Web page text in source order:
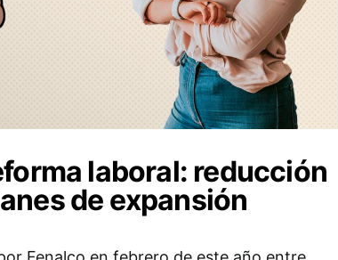
laboral: reducción
de expansión